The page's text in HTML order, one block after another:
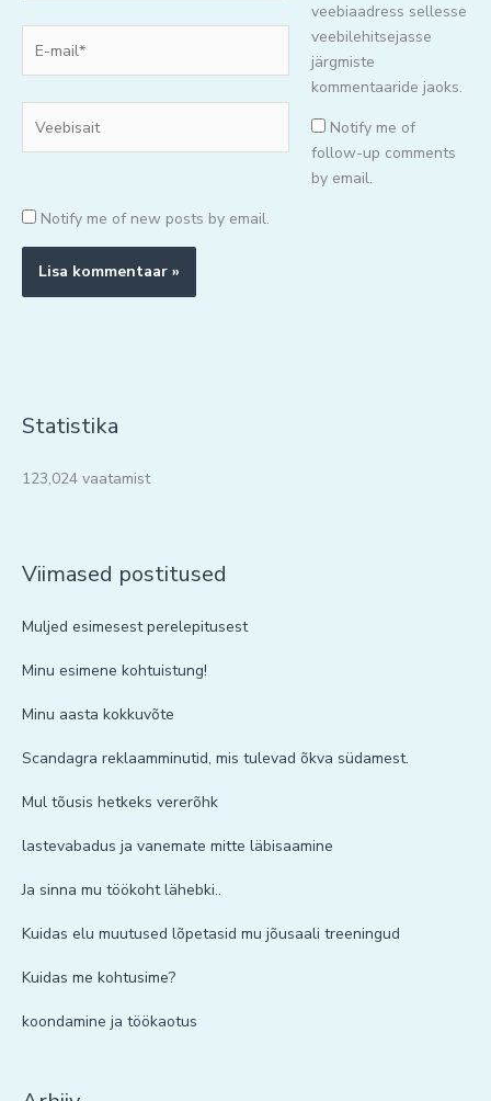
mail*
veebiaadress sellesse
veebilehitsejasse
järgmiste
kommentaaride jaoks.
Notify me of
follow-up comments
by email.
Notify me of new posts by email.
Statistika
123,024 vaatamist
Viimased postitused
Muljed esimesest perelepitusest
Minu esimene kohtuistung!
Minu aasta kokkuvõte
Scandagra reklaamminutid, mis tulevad õkva südamest.
Mul tõusis hetkeks vererõhk
lastevabadus ja vanemate mitte läbisaamine
Ja sinna mu töökoht lähebki..
Kuidas elu muutused lõpetasid mu jõusaali treeningud
Kuidas me kohtusime?
koondamine ja töökaotus